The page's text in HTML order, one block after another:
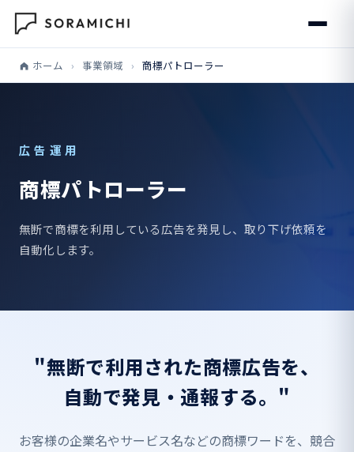
ホーム › 事業領域 › 商標パトローラー
広告運用
商標パトローラー
無断で商標を利用している広告を発見し、取り下げ依頼を
自動化します。
"無断で利用された商標広告を、
自動で発見・通報する。"
お客様の企業名やサービス名などの商標ワードを、競合